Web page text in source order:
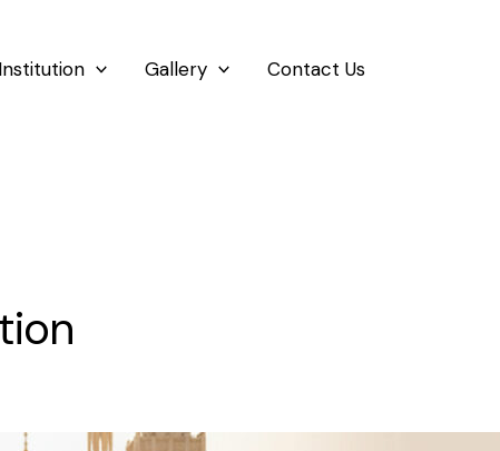
Gallery Contact Us